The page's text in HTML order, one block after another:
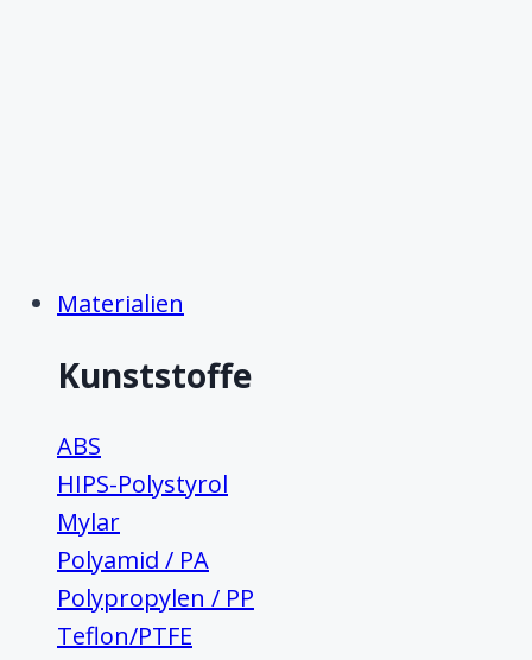
Materialien
Kunststoffe
ABS
HIPS-Polystyrol
Mylar
Polyamid / PA
Polypropylen / PP
Teflon/PTFE